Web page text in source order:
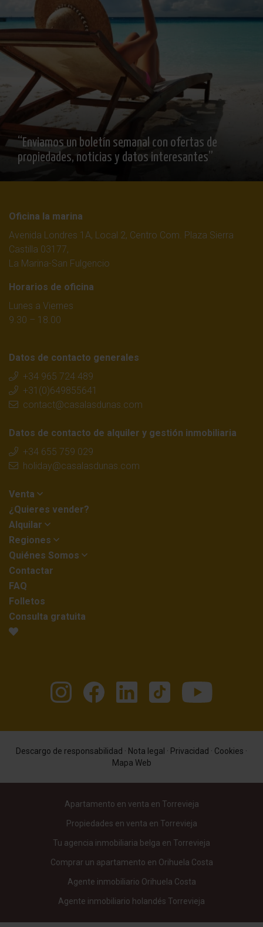
“Enviamos un boletín semanal con ofertas de
propiedades, noticias y datos interesantes”
Oficina la marina
Avenida Londres 1A, Local 2, Centro Com. Plaza Sierra
Castilla 03177,
La Marina-San Fulgencio
Horarios de oficina
Lunes a Viernes
9.30 – 18.00
Datos de contacto generales
+34 965 724 489
+31(0)649855641
contact@casalasdunas.com
Datos de contacto de alquiler y gestión inmobiliaria
+34 655 759 029
holiday@casalasdunas.com
Venta
¿Quieres vender?
Alquilar
Regiones
Quiénes Somos
Contactar
FAQ
Folletos
Consulta gratuita
Descargo de responsabilidad · Nota legal · Privacidad · Cookies ·
Mapa Web
Apartamento en venta en Torrevieja
Propiedades en venta en Torrevieja
Tu agencia inmobiliaria belga en Torrevieja
Comprar un apartamento en Orihuela Costa
Agente inmobiliario Orihuela Costa
Agente inmobiliario holandés Torrevieja